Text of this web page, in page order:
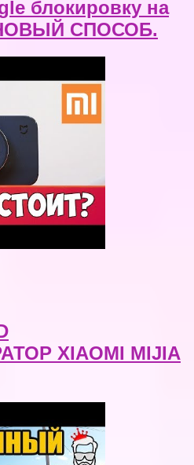
блокировку на
НОВЫЙ СПОСОБ.
XIAOMI MIJIA